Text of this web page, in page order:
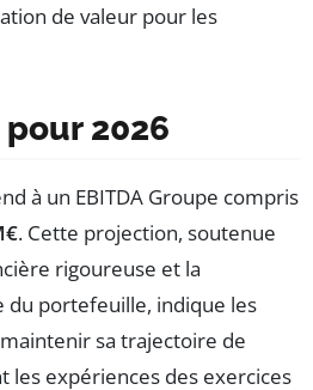
de valeur pour les
2026
à un EBITDA Groupe compris
. Cette projection, soutenue
rigoureuse et la
du portefeuille, indique les
sa trajectoire de
les expériences des exercices